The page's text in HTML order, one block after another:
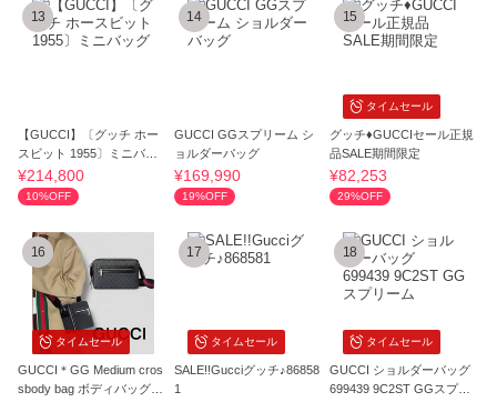
13
【GUCCI】〔グッチ ホー
スビット 1955〕ミニバッ
グ
¥214,800
10%OFF
14
GUCCI GGスプリーム シ
ョルダーバッグ
¥169,990
19%OFF
タイムセール
15
グッチ♦GUCCIセール正規
品SALE期間限定
¥82,253
29%OFF
タイムセール
16
GUCCI＊GG Medium cros
sbody bag ボディバッグ＊
タイムセール
17
SALE!!Gucciグッチ♪86858
1
タイムセール
18
GUCCI ショルダーバッグ
699439 9C2ST GGスプリ